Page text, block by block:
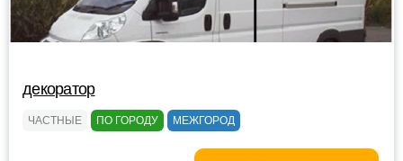
декоратор
ЧАСТНЫЕ ПО ГОРОДУ МЕЖГОРОД